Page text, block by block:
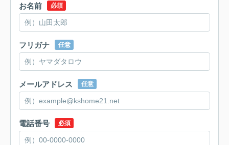
お名前 必須
フリガナ 任意
メールアドレス 任意
電話番号 必須